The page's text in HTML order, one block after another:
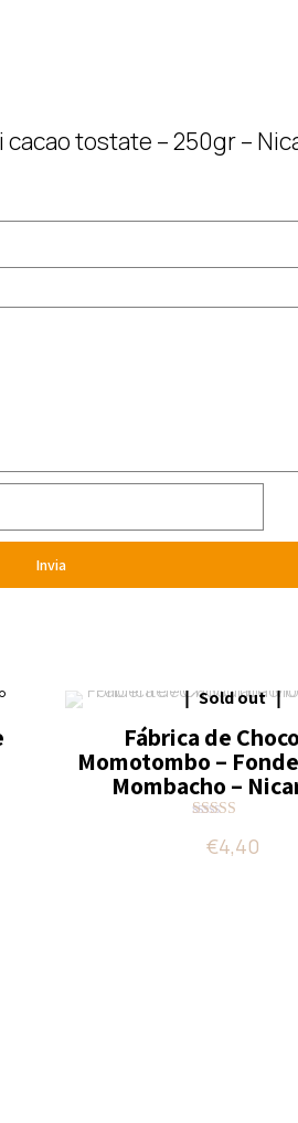
tostate – 250gr –
Sold out
Fábrica de
Momotombo –
Mombacho –
4.00
su 5
€4,40